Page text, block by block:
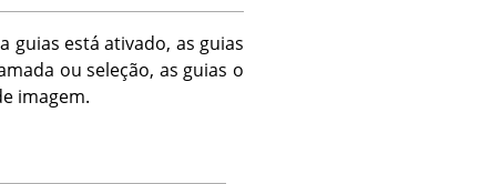
guias está ativado, as guias
ou seleção, as guias o
imagem.